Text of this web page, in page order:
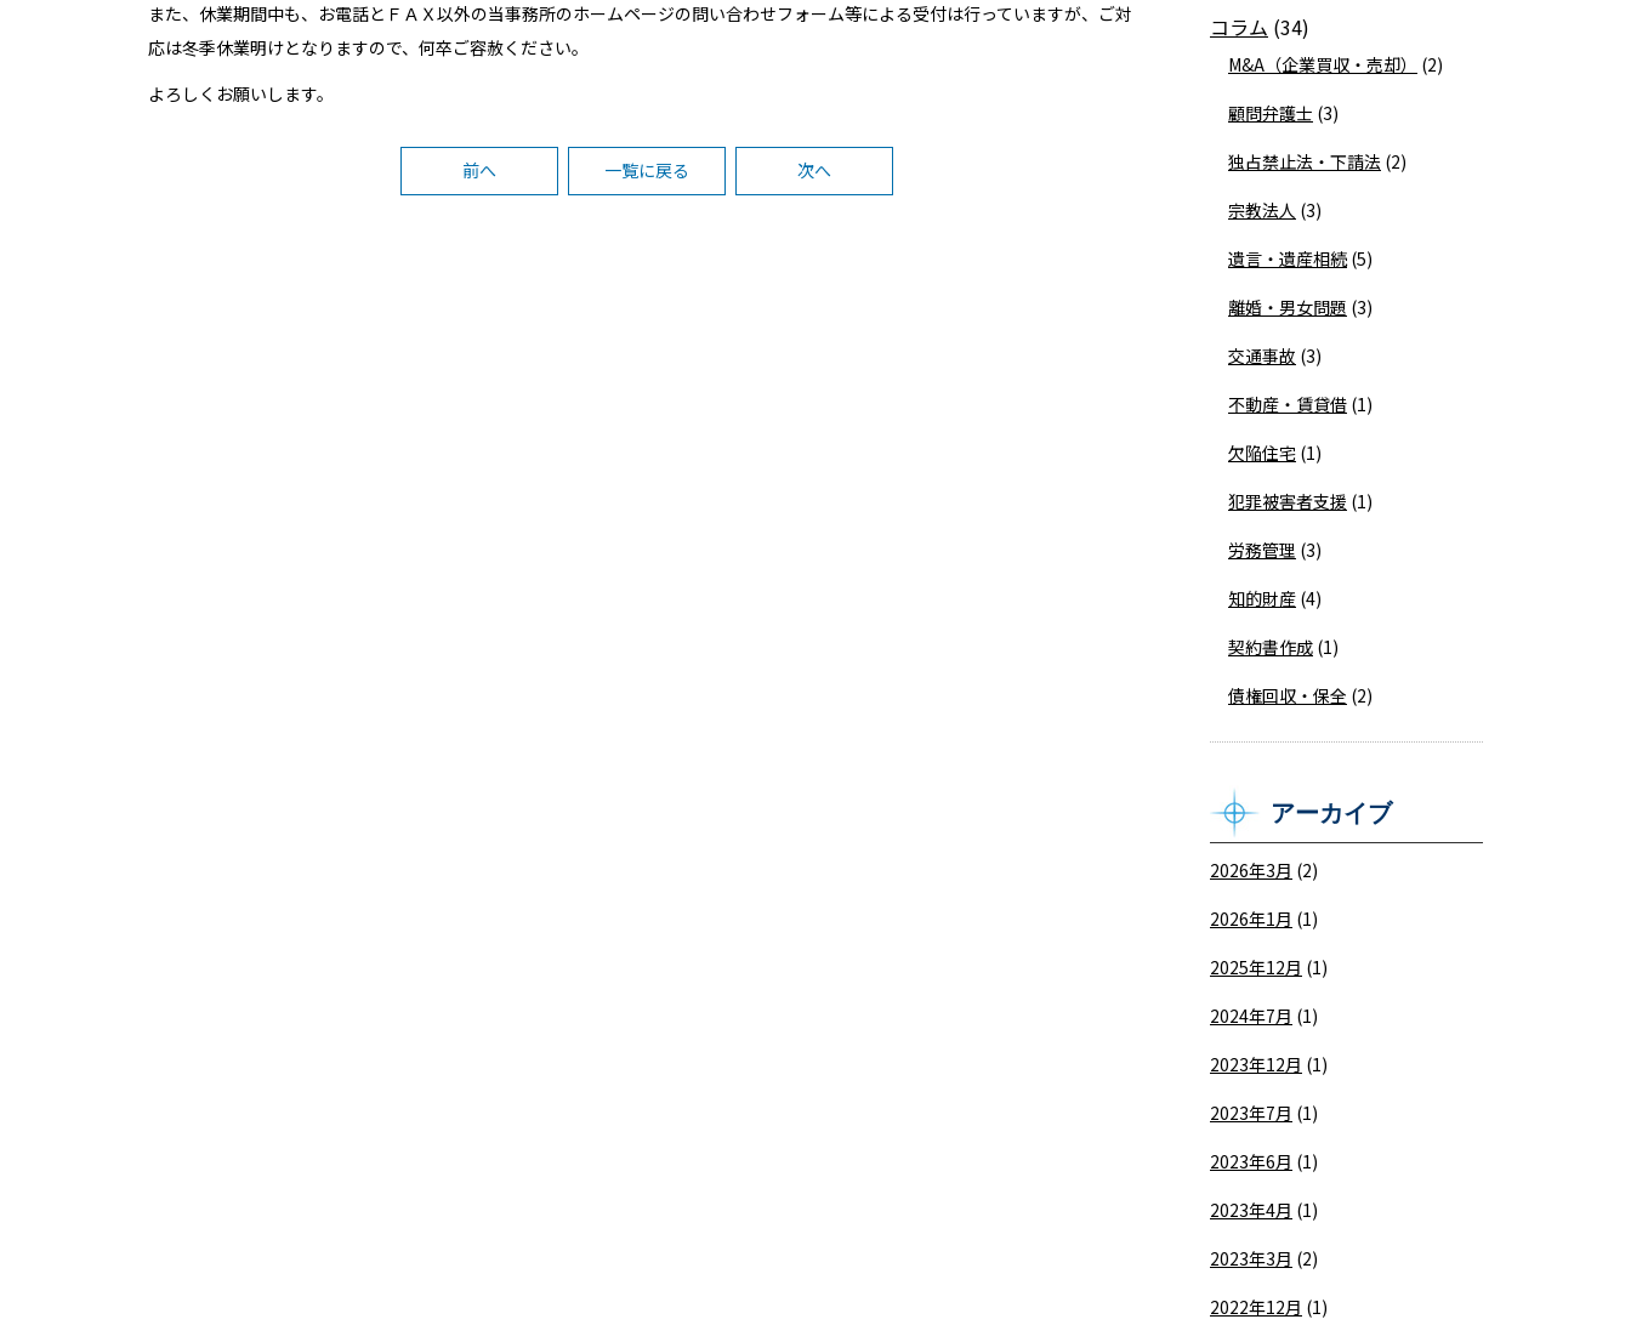
また、休業期間中も、お電話とＦＡＸ以外の当事務所のホームページの問い合わせフォーム等による受付は行っていますが、ご対
応は冬季休業明けとなりますので、何卒ご容赦ください。
よろしくお願いします。
前へ 一覧に戻る 次へ
コラム (34)
M&A（企業買収・売却）
(2)
顧問弁護士 (3)
独占禁止法・下請法 (2)
宗教法人 (3)
遺言・遺産相続(5)
離婚・男女問題 (3)
交通事故 (3)
不動産・賃貸借 (1)
欠陥住宅 (1)
犯罪被害者支援 (1)
労務管理 (3)
知的財産 (4)
契約書作成 (1)
債権回収・保全 (2)
アーカイブ
2026年3月 (2)
2026年1月 (1)
2025年12月 (1)
2024年7月 (1)
2023年12月 (1)
2023年7月 (1)
2023年6月 (1)
2023年4月 (1)
2023年3月 (2)
2022年12月 (1)